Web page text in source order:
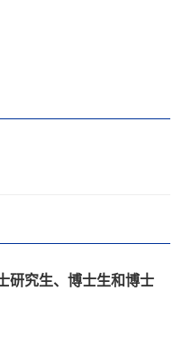
研究生、博士生和博士